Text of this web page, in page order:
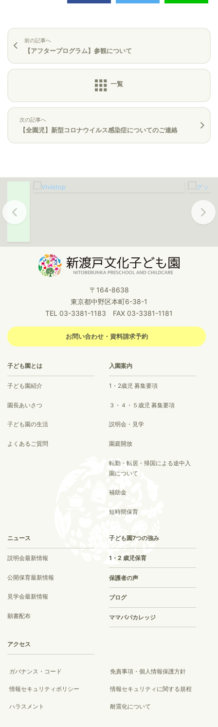
前の記事へ
【アフタープログラム】参観について
次の記事へ
【全園児】新型コロナウイルス感染症についてのご連絡
Previous Next
〒164-8638
東京都中野区本町6-38-1
TEL 03-3381-1183 FAX 03-3381-1181
お問い合わせ・資料請求予約
子ども園とは
子ども園紹介
園長あいさつ
子ども園の生活
よくあるご質問
入園案内
1・2歳児 募集要項
３・４・５歳児 募集要項
説明会・見学
園庭開放
転勤・転居・帰国による途中入
園について
補助金
短時間保育
ニュース
説明会最新情報
公開保育最新情報
見学会最新情報
願書配布
子ども園7つの強み
1・2 歳児保育
保護者の声
ブログ
ママパパカレッジ
アクセス
ガバナンス・コード 免責事項・個人情報保護方針
情報セキュリティポリシー 情報セキュリティに関する規程
ハラスメント 耐震化について